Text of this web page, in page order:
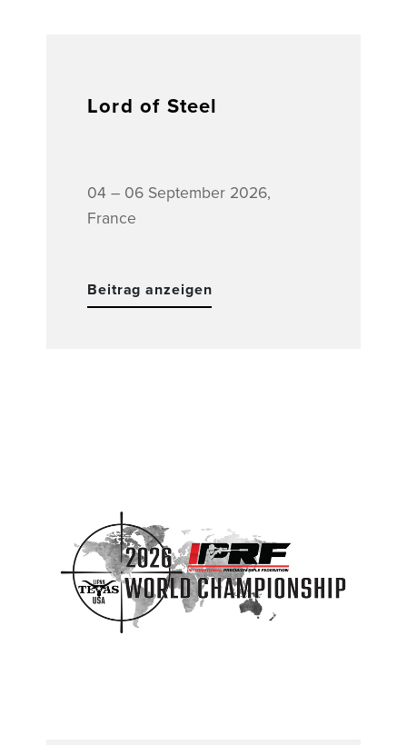
Lord of Steel
04 – 06 September 2026,
France
Beitrag anzeigen